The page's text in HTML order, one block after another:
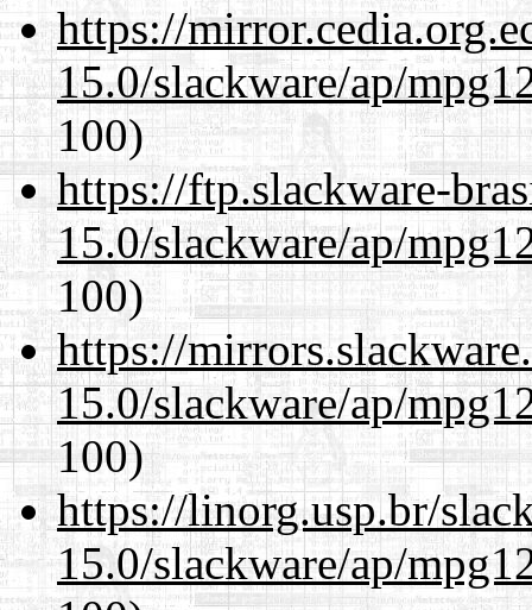
https://
15.0/slackware/ap/
100)
https://ftp.slackware-
15.0/slackware/ap/
100)
https://
15.0/slackware/ap/
100)
https://linorg.usp.br/
15.0/slackware/ap/